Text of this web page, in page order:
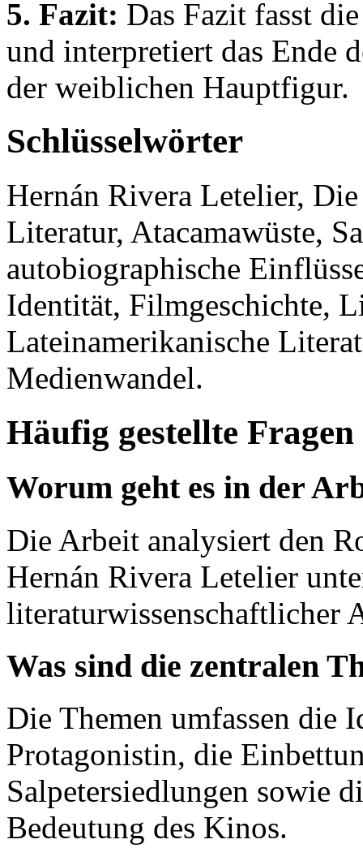
5. Fazit: Das Fazit fasst
und interpretiert das Ende
der weiblichen Hauptfigur.
Schlüsselwörter
Hernán Rivera Letelier,
Literatur, Atacamawüste,
autobiographische
Identität, Filmgeschichte,
Lateinamerikanische
Medienwandel.
Häufig gestellte Fragen
Worum geht es in der
Die Arbeit analysiert den
Hernán Rivera Letelier
literaturwissenschaftlicher
Was sind die zentralen
Die Themen umfassen die
Protagonistin, die
Salpetersiedlungen sowie
Bedeutung des Kinos.